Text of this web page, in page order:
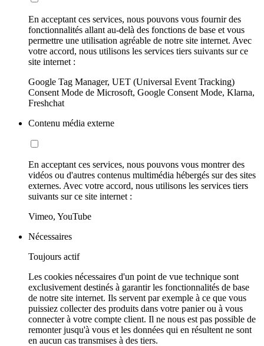
En acceptant ces services, nous pouvons vous fournir des
fonctionnalités allant au-delà des fonctions de base et vous
permettre une utilisation agréable de notre site internet. Avec
votre accord, nous utilisons les services tiers suivants sur ce
site internet :
Google Tag Manager, UET (Universal Event Tracking)
Consent Mode de Microsoft, Google Consent Mode, Klarna,
Freshchat
Contenu média externe
En acceptant ces services, nous pouvons vous montrer des
vidéos ou d'autres contenus multimédia hébergés sur des sites
externes. Avec votre accord, nous utilisons les services tiers
suivants sur ce site internet :
Vimeo, YouTube
Nécessaires
Toujours actif
Les cookies nécessaires d'un point de vue technique sont
exclusivement destinés à garantir les fonctionnalités de base
de notre site internet. Ils servent par exemple à ce que vous
puissiez collecter des produits dans votre panier ou à vous
connecter à votre compte client. Il ne nous est pas possible de
remonter jusqu'à vous et les données qui en résultent ne sont
en aucun cas transmises à des tiers.